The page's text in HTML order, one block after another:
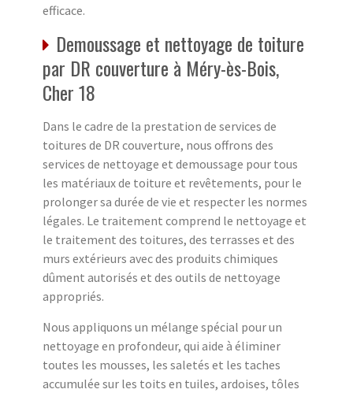
efficace.
Demoussage et nettoyage de toiture
par DR couverture à Méry-ès-Bois,
Cher 18
Dans le cadre de la prestation de services de
toitures de DR couverture, nous offrons des
services de nettoyage et demoussage pour tous
les matériaux de toiture et revêtements, pour le
prolonger sa durée de vie et respecter les normes
légales. Le traitement comprend le nettoyage et
le traitement des toitures, des terrasses et des
murs extérieurs avec des produits chimiques
dûment autorisés et des outils de nettoyage
appropriés.
Nous appliquons un mélange spécial pour un
nettoyage en profondeur, qui aide à éliminer
toutes les mousses, les saletés et les taches
accumulée sur les toits en tuiles, ardoises, tôles